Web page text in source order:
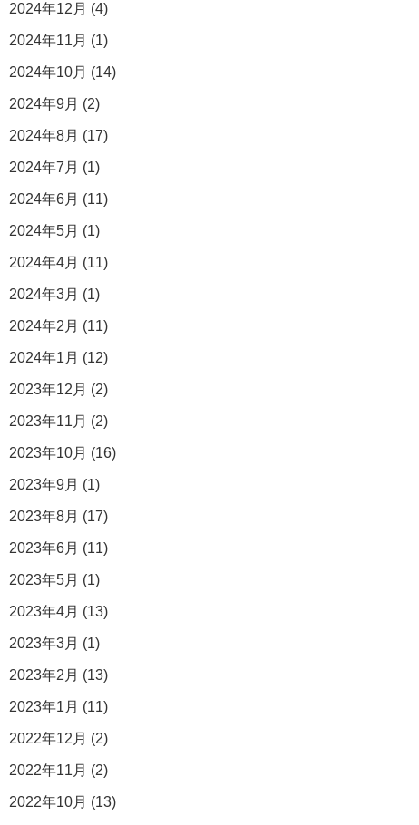
2024年12月 (4)
2024年11月 (1)
2024年10月 (14)
2024年9月 (2)
2024年8月 (17)
2024年7月 (1)
2024年6月 (11)
2024年5月 (1)
2024年4月 (11)
2024年3月 (1)
2024年2月 (11)
2024年1月 (12)
2023年12月 (2)
2023年11月 (2)
2023年10月 (16)
2023年9月 (1)
2023年8月 (17)
2023年6月 (11)
2023年5月 (1)
2023年4月 (13)
2023年3月 (1)
2023年2月 (13)
2023年1月 (11)
2022年12月 (2)
2022年11月 (2)
2022年10月 (13)